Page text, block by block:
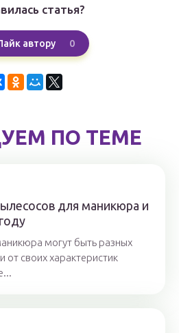
статья?
автору 0
ПО ТЕМЕ
для маникюра и
могут быть разных
от своих характеристик